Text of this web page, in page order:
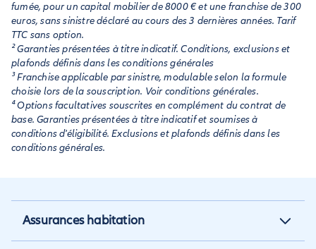
fumée, pour un capital mobilier de 8000 € et une franchise de 300
euros, sans sinistre déclaré au cours des 3 dernières années. Tarif
TTC sans option.
² Garanties présentées à titre indicatif. Conditions, exclusions et
plafonds définis dans les conditions générales
³ Franchise applicable par sinistre, modulable selon la formule
choisie lors de la souscription. Voir conditions générales.
⁴ Options facultatives souscrites en complément du contrat de
base. Garanties présentées à titre indicatif et soumises à
conditions d'éligibilité. Exclusions et plafonds définis dans les
conditions générales.
Assurances habitation